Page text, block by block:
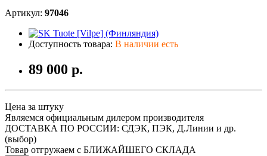
Артикул: 97046
Доступность товара: В наличии есть
89 000 р.
Цена за штуку
Являемся официальным дилером производителя
ДОСТАВКА ПО РОССИИ: СДЭК, ПЭК, Д.Линии и др.
(выбор)
Товар отгружаем с БЛИЖАЙШЕГО СКЛАДА